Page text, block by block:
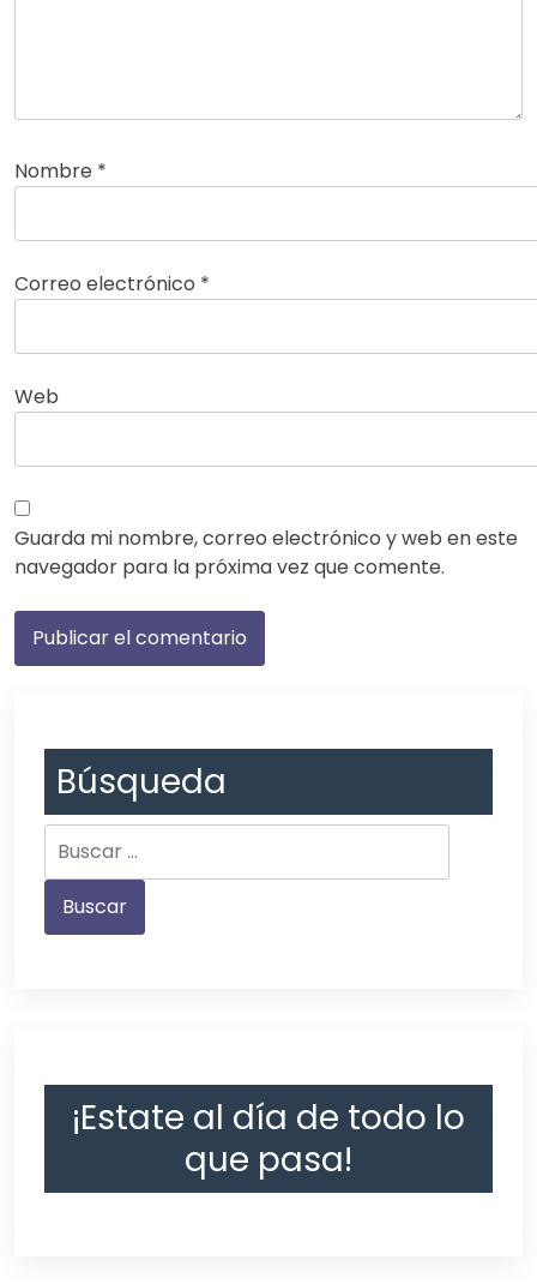
Nombre *
Correo electrónico *
Web
Guarda mi nombre, correo electrónico y web en este
navegador para la próxima vez que comente.
Búsqueda
¡Estate al día de todo lo
que pasa!